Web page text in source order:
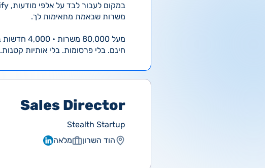
משרות שבאמת מתאימות לך.
מעל 80,000 משרות • 4,000 חדשות ביום
חינם. בלי פרסומות. בלי אותיות קטנות.
Sales Director
Stealth Startup
הוד השרון
מלאה